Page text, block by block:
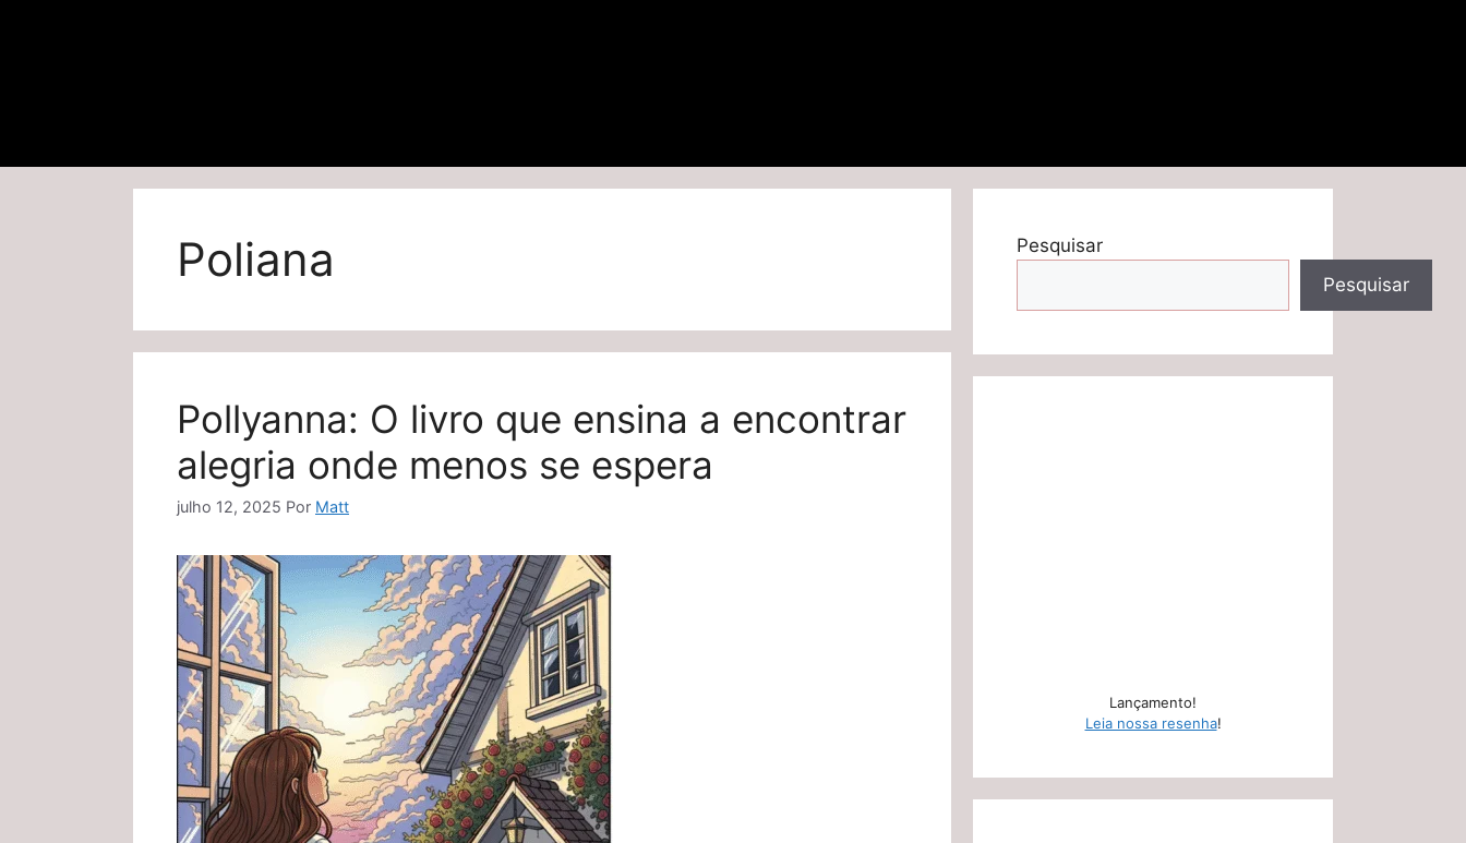
Poliana
Pollyanna: O livro que ensina a encontrar
alegria onde menos se espera
julho 12, 2025 Por Matt
Pesquisar
Pesquisar
Lançamento!
Leia nossa resenha!